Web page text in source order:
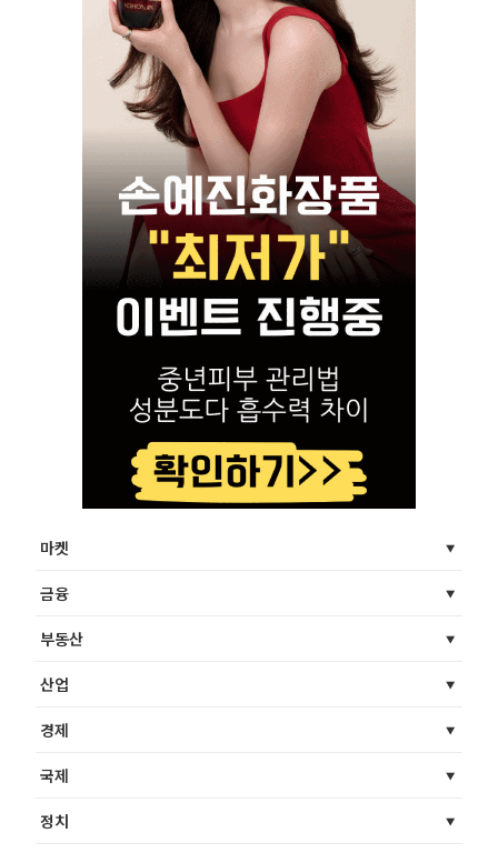
마켓
금융
부동산
산업
경제
국제
정치